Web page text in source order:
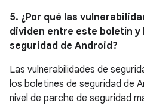
5. ¿Por qué las
dividen entre este boletín y
seguridad de Android?
Las vulnerabilidades de
los boletines de seguridad de
nivel de parche de seguridad